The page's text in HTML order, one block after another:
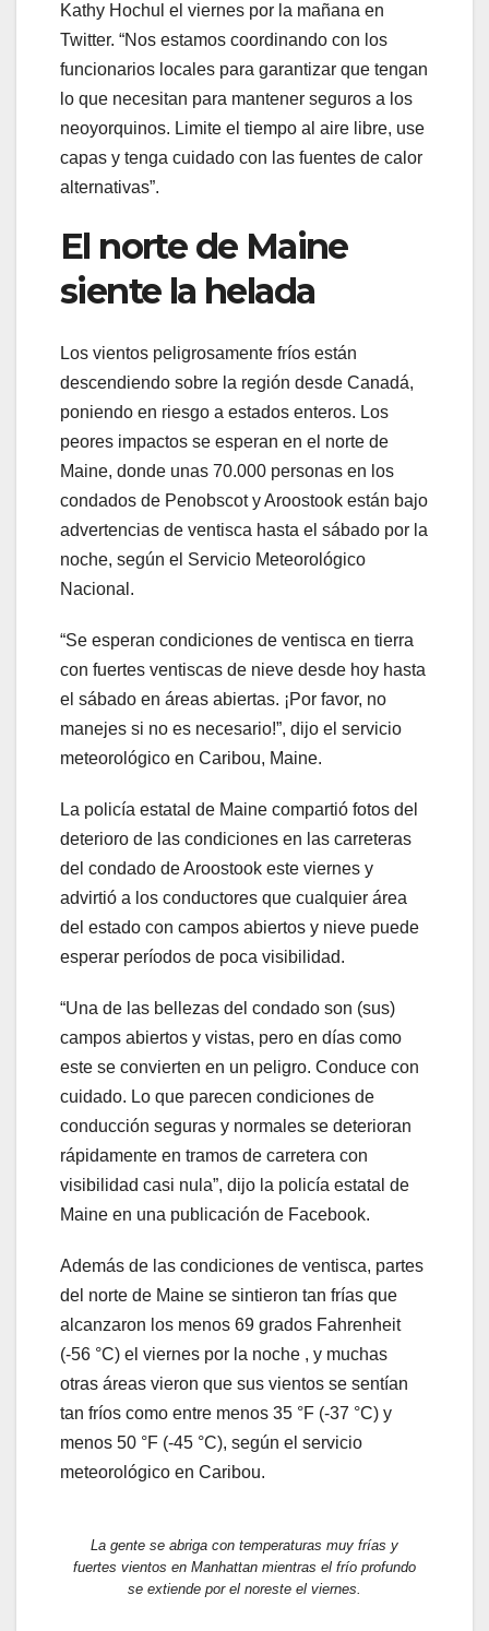
Kathy Hochul el viernes por la mañana en
Twitter. “Nos estamos coordinando con los
funcionarios locales para garantizar que tengan
lo que necesitan para mantener seguros a los
neoyorquinos. Limite el tiempo al aire libre, use
capas y tenga cuidado con las fuentes de calor
alternativas”.
El norte de Maine
siente la helada
Los vientos peligrosamente fríos están
descendiendo sobre la región desde Canadá,
poniendo en riesgo a estados enteros. Los
peores impactos se esperan en el norte de
Maine, donde unas 70.000 personas en los
condados de Penobscot y Aroostook están bajo
advertencias de ventisca hasta el sábado por la
noche, según el Servicio Meteorológico
Nacional.
“Se esperan condiciones de ventisca en tierra
con fuertes ventiscas de nieve desde hoy hasta
el sábado en áreas abiertas. ¡Por favor, no
manejes si no es necesario!”, dijo el servicio
meteorológico en Caribou, Maine.
La policía estatal de Maine compartió fotos del
deterioro de las condiciones en las carreteras
del condado de Aroostook este viernes y
advirtió a los conductores que cualquier área
del estado con campos abiertos y nieve puede
esperar períodos de poca visibilidad.
“Una de las bellezas del condado son (sus)
campos abiertos y vistas, pero en días como
este se convierten en un peligro. Conduce con
cuidado. Lo que parecen condiciones de
conducción seguras y normales se deterioran
rápidamente en tramos de carretera con
visibilidad casi nula”, dijo la policía estatal de
Maine en una publicación de Facebook.
Además de las condiciones de ventisca, partes
del norte de Maine se sintieron tan frías que
alcanzaron los menos 69 grados Fahrenheit
(-56 °C) el viernes por la noche , y muchas
otras áreas vieron que sus vientos se sentían
tan fríos como entre menos 35 °F (-37 °C) y
menos 50 °F (-45 °C), según el servicio
meteorológico en Caribou.
La gente se abriga con temperaturas muy frías y
fuertes vientos en Manhattan mientras el frío profundo
se extiende por el noreste el viernes.